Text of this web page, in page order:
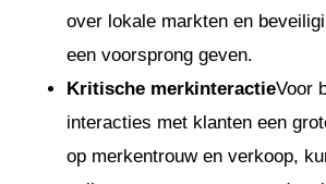
over lokale markten en
een voorsprong geven.
Kritische merkinteractieVoor
interacties met klanten een
op merkentrouw en verkoop,